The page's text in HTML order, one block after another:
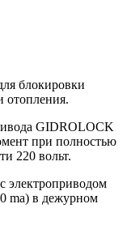
блокировки
отопления.
GIDROLOCK
при полностью
220 вольт.
электроприводом
ma) в дежурном